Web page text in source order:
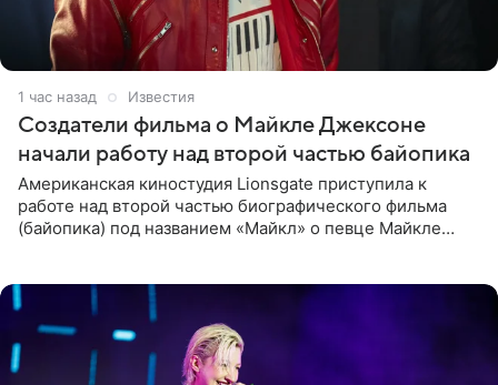
1 час назад Известия
Создатели фильма о Майкле Джексоне
начали работу над второй частью байопика
Американская киностудия Lionsgate приступила к
работе над второй частью биографического фильма
(байопика) под названием «Майкл» о певце Майкле